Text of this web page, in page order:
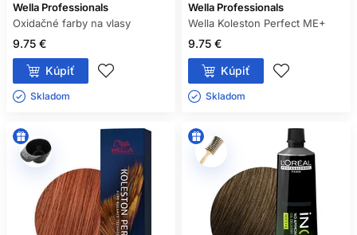
Wella Professionals
Oxidačné farby na vlasy
9.75 €
Kúpiť
Skladom ㅤ
Wella Professionals
Wella Koleston Perfect ME+
9.75 €
Kúpiť
Skladom ㅤ